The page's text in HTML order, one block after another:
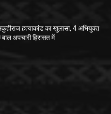
हत्याकांड का खुलासा, 4 अभियुक्त
बाल अपचारी हिरासत में